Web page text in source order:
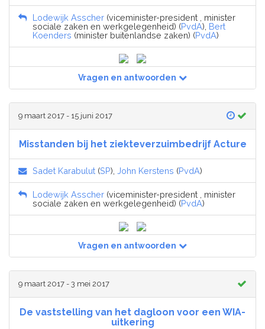
Lodewijk Asscher (viceminister-president , minister
sociale zaken en werkgelegenheid) (PvdA), Bert
Koenders (minister buitenlandse zaken) (PvdA)
Vragen en antwoorden
9 maart 2017 - 15 juni 2017
Misstanden bij het ziekteverzuimbedrijf Acture
Sadet Karabulut (SP), John Kerstens (PvdA)
Lodewijk Asscher (viceminister-president , minister
sociale zaken en werkgelegenheid) (PvdA)
Vragen en antwoorden
9 maart 2017 - 3 mei 2017
De vaststelling van het dagloon voor een WIA-
uitkering